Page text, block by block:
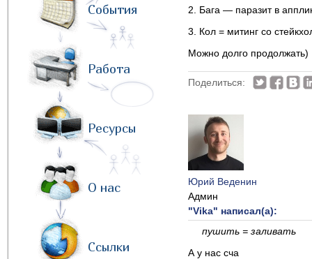
События
Работа
Ресурсы
О нас
Ссылки
2. Бага — паразит в
3. Кол = митинг со
Можно долго продолжать)
Поделиться:
Юрий Веденин
Админ
"Vika" написал(а):
пушить = заливать
А у нас сча